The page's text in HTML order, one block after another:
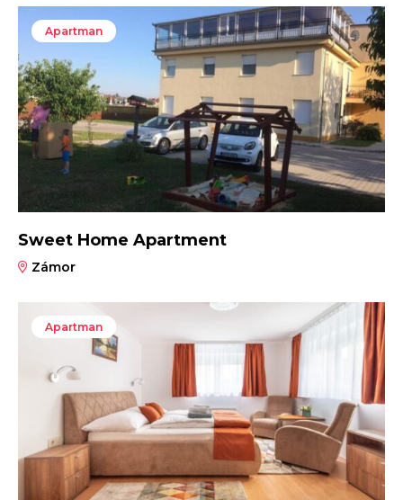
Apartman
Sweet Home Apartment
Zámor
Apartman